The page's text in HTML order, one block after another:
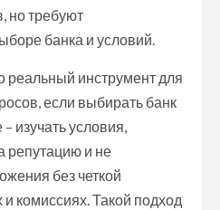
но требуют
банка и условий.
реальный инструмент для
если выбирать банк
изучать условия,
репутацию и не
без четкой
комиссиях. Такой подход